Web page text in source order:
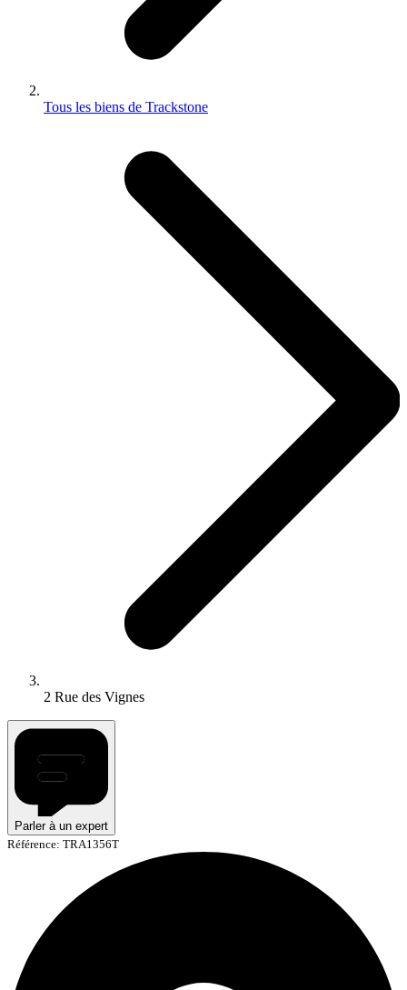
Tous les biens de Trackstone
2 Rue des Vignes
Parler à un expert
Référence: TRA1356T